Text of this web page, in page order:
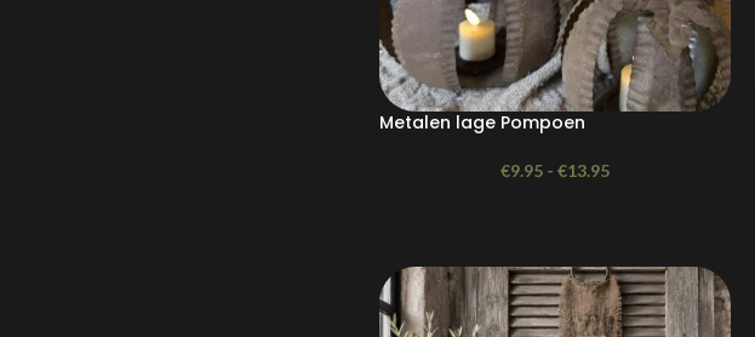
Metalen lage Pompoen
€9.95 - €13.95